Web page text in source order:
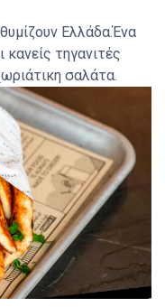
Ελλάδα.Ένα
κανείς τηγανιτές
σαλάτα.